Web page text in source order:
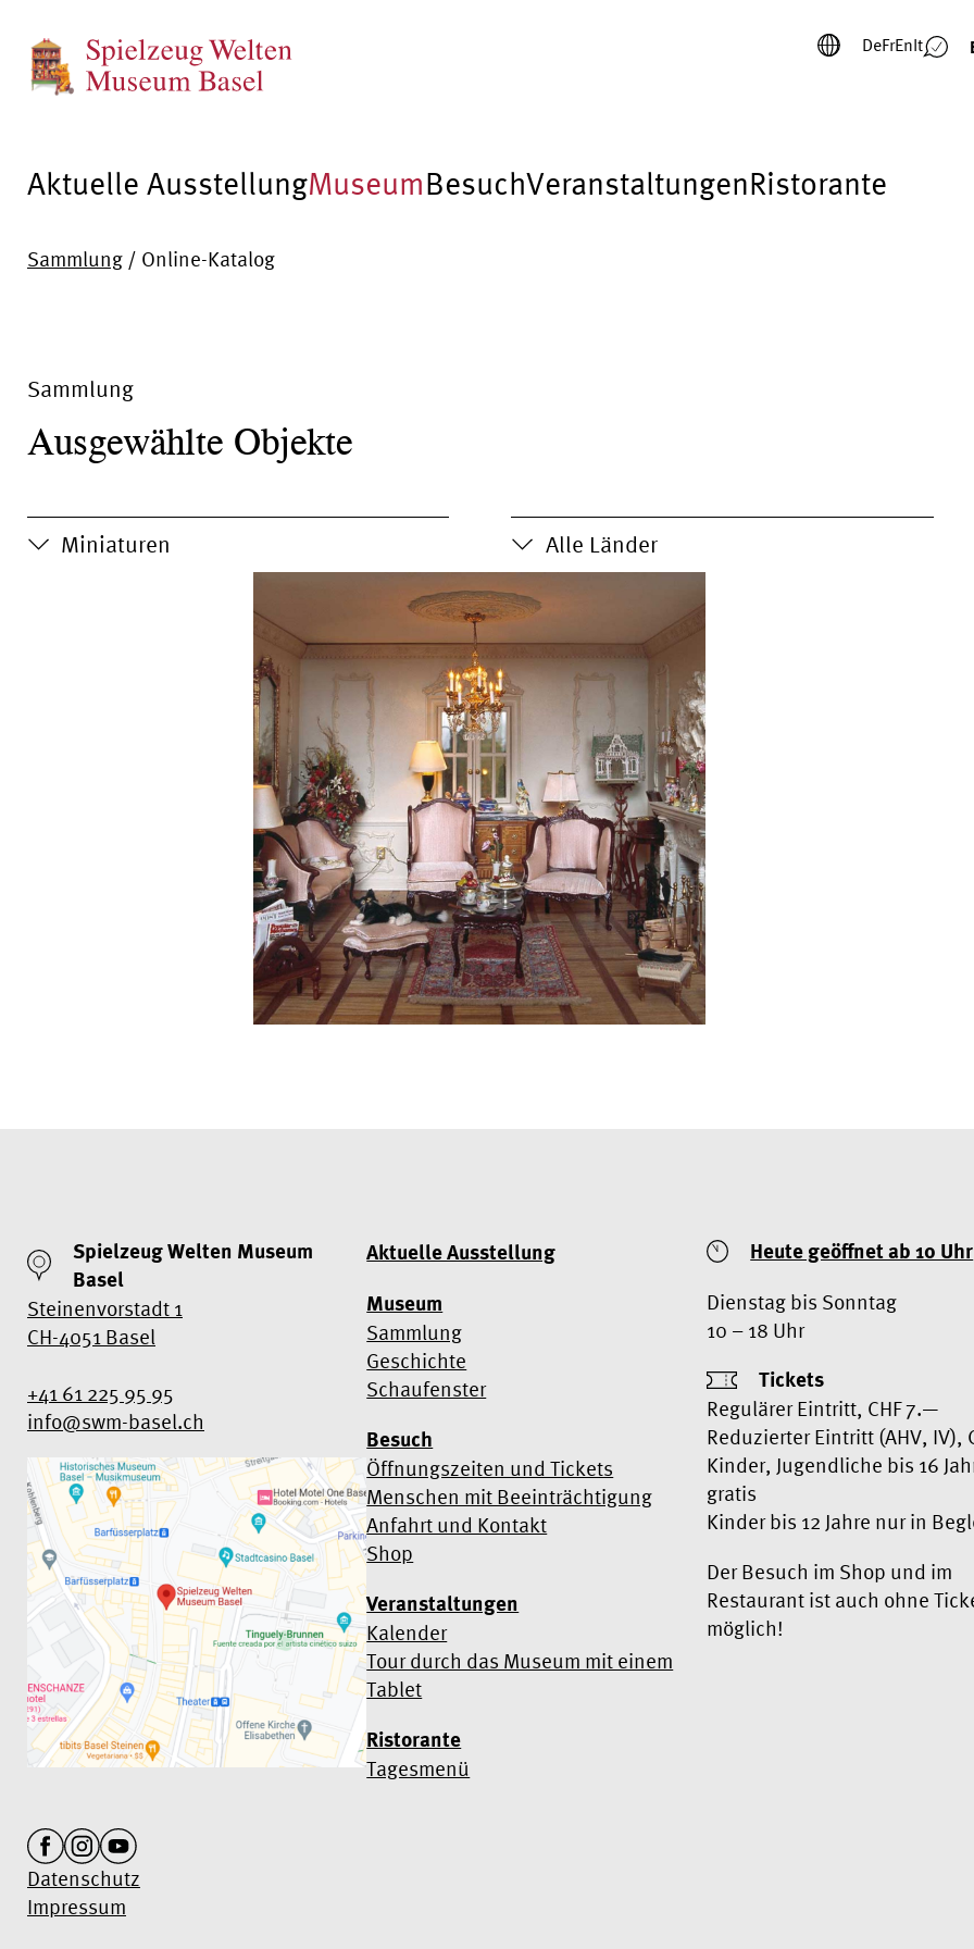
DeFrEnIt
Aktuelle AusstellungMuseumBesuchVeranstaltungenRistorante
Sammlung / Online-Katalog
Sammlung
Ausgewählte Objekte
Miniaturen Alle Länder
Spielzeug Welten Museum
Basel
Steinenvorstadt 1
CH-4051 Basel
+41 61 225 95 95
info@swm-basel.ch
Datenschutz
Impressum
Aktuelle Ausstellung
Museum
Sammlung
Geschichte
Schaufenster
Besuch
Öffnungszeiten und Tickets
Menschen mit Beeinträchtigung
Anfahrt und Kontakt
Shop
Veranstaltungen
Kalender
Tour durch das Museum mit einem
Tablet
Ristorante
Tagesmenü
Heute geöffnet ab 10 Uhr
Dienstag bis Sonntag
10 – 18 Uhr
Tickets
Regulärer Eintritt, CHF 7.—
Reduzierter Eintritt (AHV, IV),
Kinder, Jugendliche bis 16
gratis
Kinder bis 12 Jahre nur in
Der Besuch im Shop und im
Restaurant ist auch ohne
möglich!